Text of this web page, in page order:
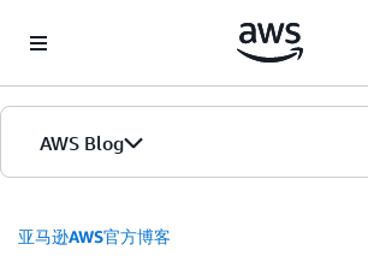
AWS Blog
首页
亚马逊AWS官方博客